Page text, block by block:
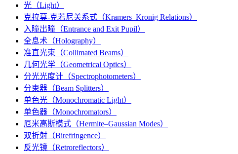
光（Light）
克拉莫-克若尼关系式（Kramers–Kronig Relations）
入瞳出瞳（Entrance and Exit Pupil）
全息术（Holography）
准直光束（Collimated Beams）
几何光学（Geometrical Optics）
分光光度计（Spectrophotometers）
分束器（Beam Splitters）
单色光（Monochromatic Light）
单色器（Monochromators）
厄米高斯模式（Hermite–Gaussian Modes）
双折射（Birefringence）
反光镜（Retroreflectors）